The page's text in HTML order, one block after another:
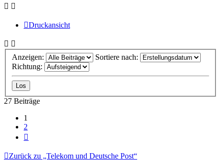
Druckansicht
Anzeigen:
Sortiere nach:
Richtung:
27 Beiträge
1
2
Zurück zu „Telekom und Deutsche Post“